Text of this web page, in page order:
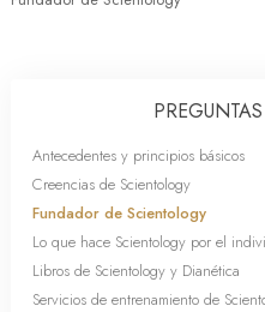
Antecedentes y principios básicos
Creencias de Scientology
Fundador de Scientology
Lo que hace Scientology por el
Libros de Scientology y Dianética
Servicios de entrenamiento de